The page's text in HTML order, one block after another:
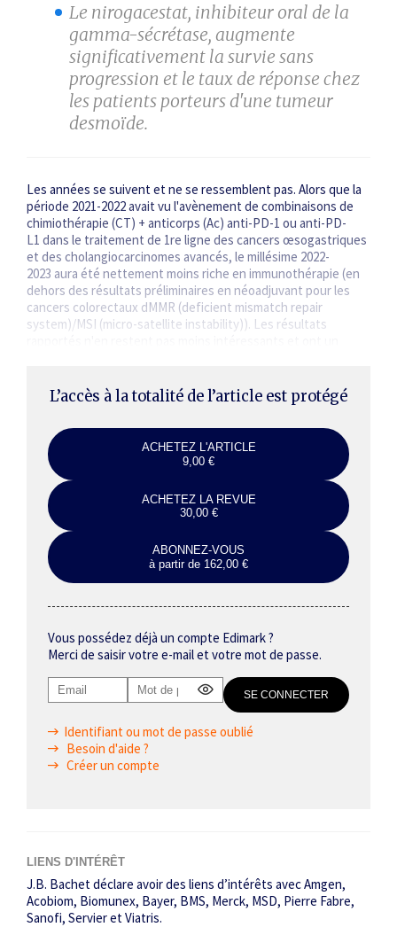
Le nirogacestat, inhibiteur oral de la
gamma-sécrétase, augmente
significativement la survie sans
progression et le taux de réponse chez
les patients porteurs d'une tumeur
desmoïde.
Les années se suivent et ne se ressemblent pas. Alors que la
période 2021-2022 avait vu l'avènement de combinaisons de
chimiothérapie (CT) + anticorps (Ac) anti-PD-1 ou anti-PD-
L1 dans le traitement de 1re ligne des cancers œsogastriques
et des cholangiocarcinomes avancés, le millésime 2022-
2023 aura été nettement moins riche en immunothérapie (en
dehors des résultats préliminaires en néoadjuvant pour les
cancers colorectaux dMMR (deficient mismatch repair
system)/MSI (micro-­satellite instability)). Les résultats
L’accès à la totalité de l’article est protégé
ACHETEZ L'ARTICLE
9,00 €
ACHETEZ LA REVUE
30,00 €
ABONNEZ-VOUS
à partir de 162,00 €
Vous possédez déjà un compte Edimark ?
Merci de saisir votre e-mail et votre mot de passe.
Identifiant ou mot de passe oublié
Besoin d'aide ?
Créer un compte
LIENS D'INTÉRÊT
J.B. Bachet déclare avoir des liens d’intérêts avec Amgen,
Acobiom, Biomunex, Bayer, BMS, Merck, MSD, Pierre Fabre,
Sanofi, Servier et Viatris.